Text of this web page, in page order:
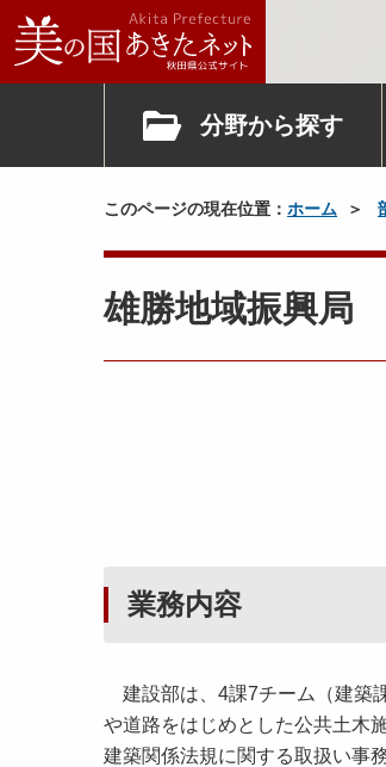
分野から探す
このページの現在位置： ホーム
雄勝地域振興局
業務内容
建設部は、4課7チーム（建築
や道路をはじめとした公共土木
建築関係法規に関する取扱い事